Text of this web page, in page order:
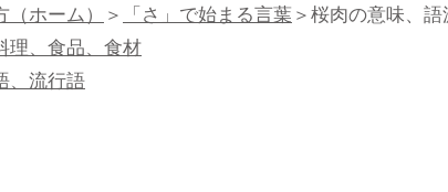
（ホーム）＞「さ」で始まる言葉＞桜肉の意味、
理、食品、食材
、流行語